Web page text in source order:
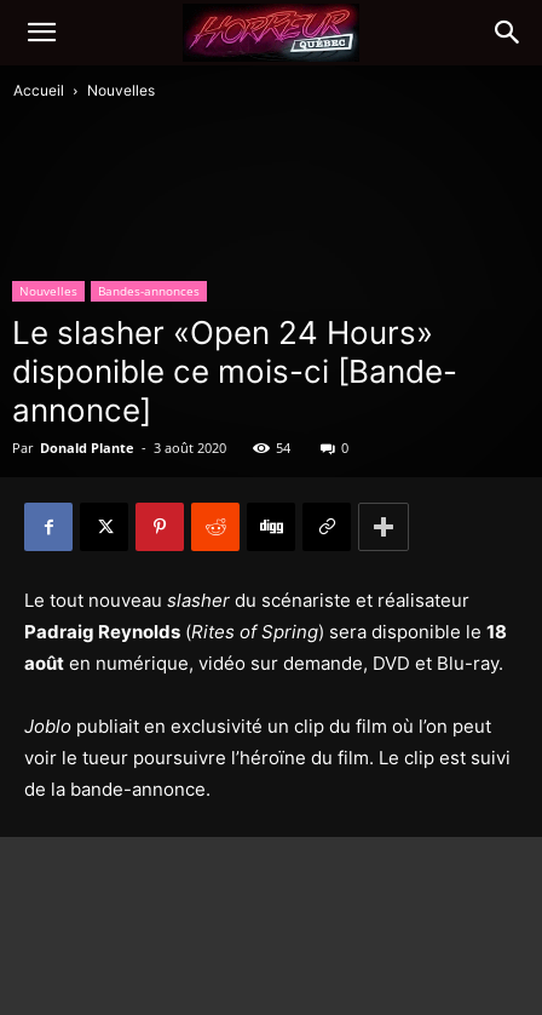
Accueil Nouvelles
Nouvelles Bandes-annonces
Le slasher «Open 24 Hours»
disponible ce mois-ci [Bande-
annonce]
Par Donald Plante - 3 août 2020 54 0
Le tout nouveau slasher du scénariste et réalisateur
Padraig Reynolds (Rites of Spring) sera disponible le 18
août en numérique, vidéo sur demande, DVD et Blu-ray.
Joblo publiait en exclusivité un clip du film où l’on peut
voir le tueur poursuivre l’héroïne du film. Le clip est suivi
de la bande-annonce.